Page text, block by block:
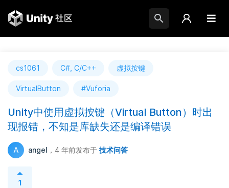
cs1061 C#, C/C++ 虚拟按键
VirtualButton #Vuforia
Unity中使用虚拟按键（Virtual Button）时出
现报错，不知是库缺失还是编译错误
A angel ，4 年前发布于 技术问答
1